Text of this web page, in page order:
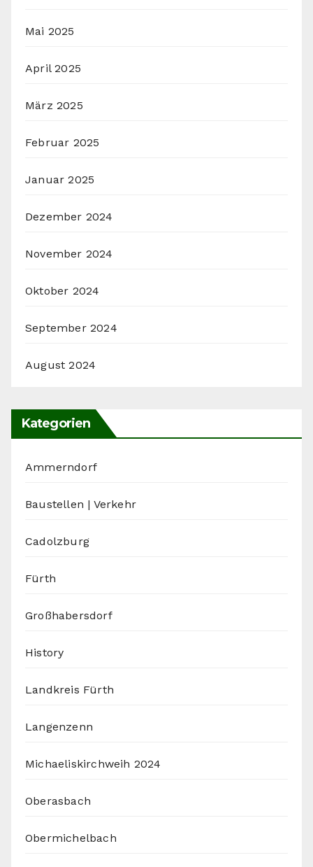
Mai 2025
April 2025
März 2025
Februar 2025
Januar 2025
Dezember 2024
November 2024
Oktober 2024
September 2024
August 2024
Kategorien
Ammerndorf
Baustellen | Verkehr
Cadolzburg
Fürth
Großhabersdorf
History
Landkreis Fürth
Langenzenn
Michaeliskirchweih 2024
Oberasbach
Obermichelbach